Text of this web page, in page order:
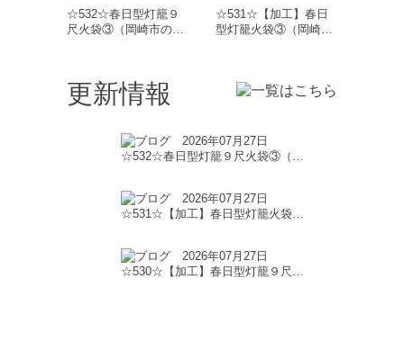
☆532☆春日型灯籠９
尺火袋③（岡崎市の…
☆531☆【加工】春日
型灯籠火袋③（岡崎…
更新情報
2026年07月27日
☆532☆春日型灯籠９尺火袋③（…
2026年07月27日
☆531☆【加工】春日型灯籠火袋…
2026年07月27日
☆530☆【加工】春日型灯籠９尺…